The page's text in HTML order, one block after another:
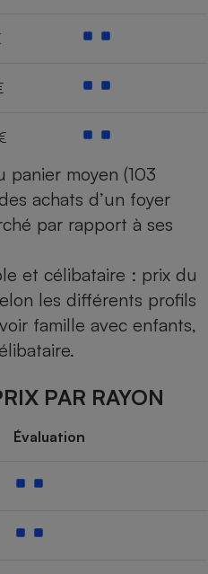
moyen (103
achats d’un foyer
par rapport à ses
et célibataire : prix du
les différents profils
famille avec enfants,
PAR RAYON
Évaluation